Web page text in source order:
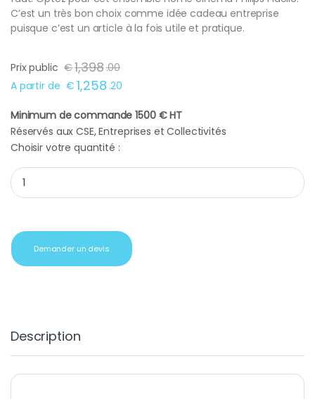
C’est un très bon choix comme idée cadeau entreprise
puisque c’est un article à la fois utile et pratique.
Prix public €1,398.00
A partir de € 1,258 .20
Minimum de commande 1500 € HT
Réservés aux CSE, Entreprises et Collectivités
Choisir votre quantité :
Ensemble Home cinéma Philips Fidelio quantity
Demander un devis
Description